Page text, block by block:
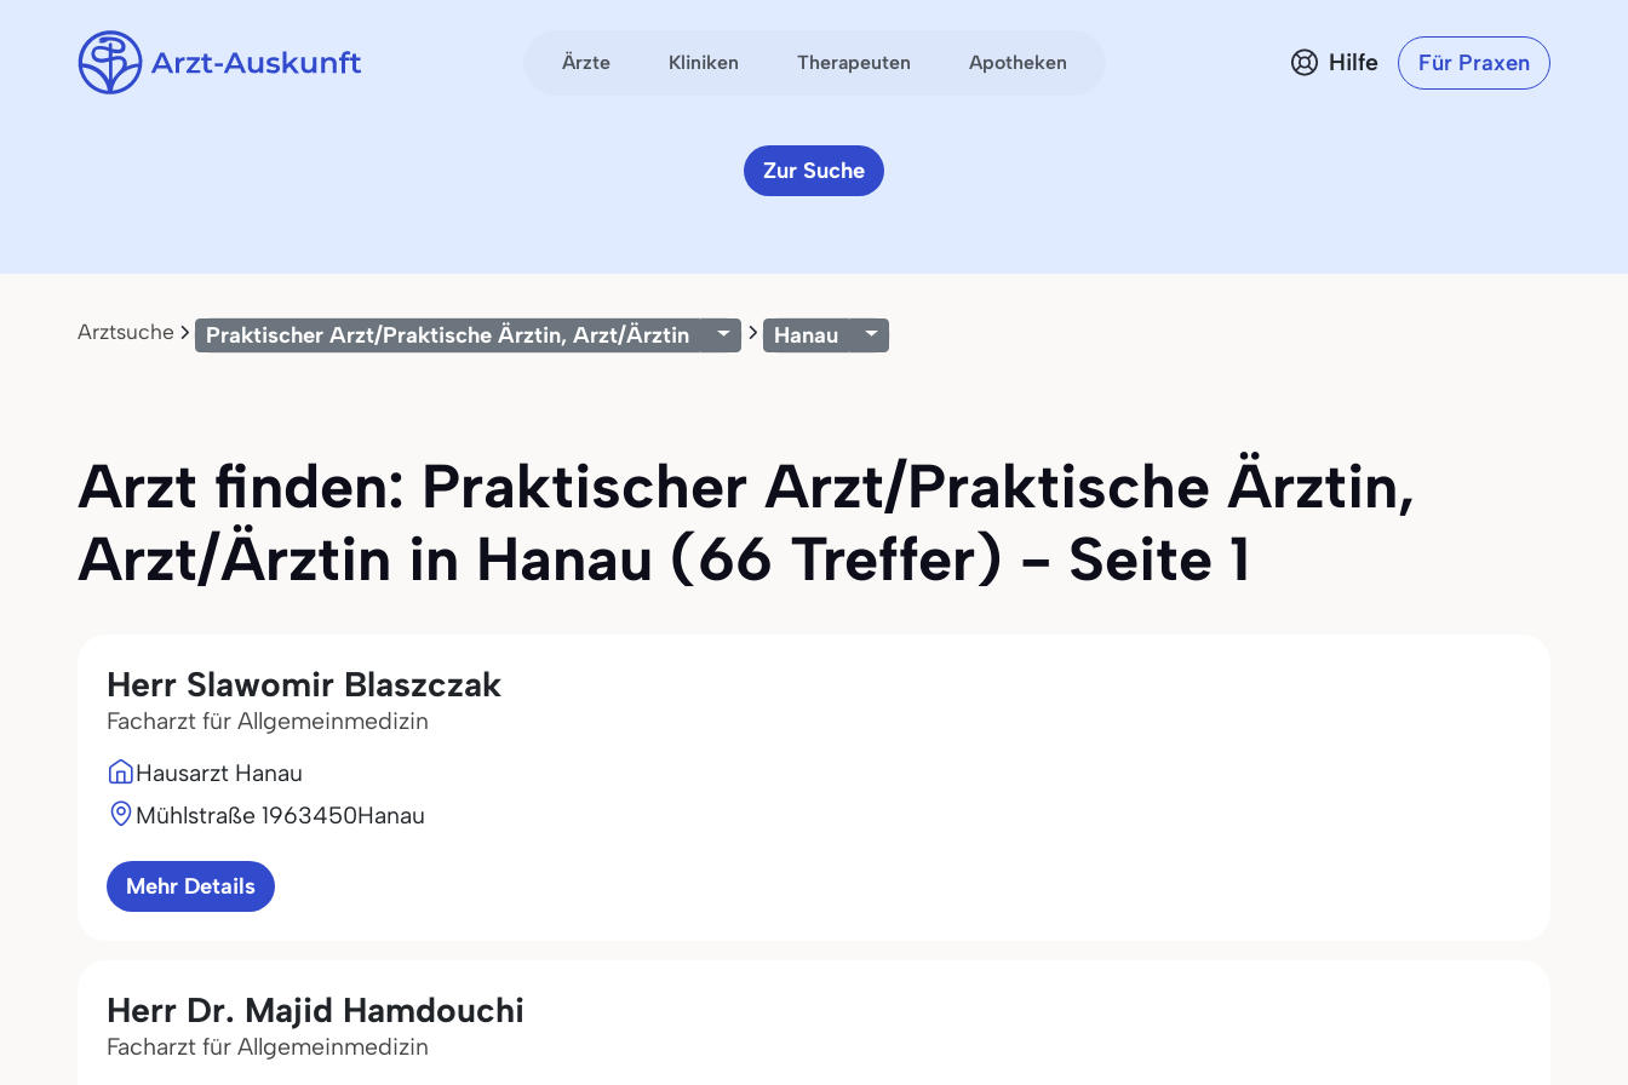
Ärzte Kliniken Therapeuten Apotheken Hilfe Für Praxen
Zur Suche
Arztsuche Praktischer Arzt/Praktische Ärztin, Arzt/Ärztin Hanau
Arzt finden: Praktischer Arzt/Praktische Ärztin,
Arzt/Ärztin in Hanau (66 Treffer) - Seite 1
Herr Slawomir Blaszczak
Facharzt für Allgemeinmedizin
Hausarzt Hanau
Mühlstraße 1963450Hanau
Mehr Details
Herr Dr. Majid Hamdouchi
Facharzt für Allgemeinmedizin